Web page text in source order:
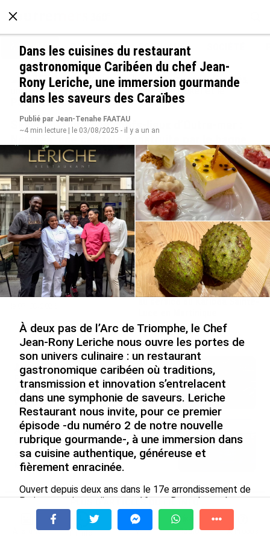
À LA UNE POLITIQUE ECONOMIE
SÉRIE. Histoire des chefs-lieux d’Outre-mer :
Nouméa, une capitale construite par le bagne,
le nickel et le Pacifique
le 08/08/2026
Rapport 2025 de l’Ifremer :
un engagement décisif dans
les Outre-mer
De Messi à Trump :
l’expérience internationale
du Martiniquais Benoît Etinof
le 07/08/2026
Avec VEENI, le Guadeloupéen Yanis
Foy entend participer au
développement tourist...
le 06/08/2026
Après 5 ans à la SARA aux Antilles,
Olivier Cotta prend la direction
générale de...
le 05/08/2026
À la une Tv Radio A Propos
Dans les cuisines du restaurant
gastronomique Caribéen du chef Jean-
Rony Leriche, une immersion gourmande
dans les saveurs des Caraïbes
Publié par Jean-Tenahe FAATAU
~4 min lecture | le 03/08/2025 - il y a un an
À deux pas de l’Arc de Triomphe, le Chef
Jean-Rony Leriche nous ouvre les portes de
son univers culinaire : un restaurant
gastronomique caribéen où traditions,
transmission et innovation s’entrelacent
dans une symphonie de saveurs. Leriche
Restaurant nous invite, pour ce premier
épisode -du numéro 2 de notre nouvelle
rubrique gourmande-, à une immersion dans
sa cuisine authentique, généreuse et
fièrement enracinée.
Ouvert depuis deux ans dans le 17e arrondissement de
Paris, ce qui se mijote au 16 rue Brey n’est plus un
secret. Des visiteurs du monde entier s’y pressent
pour découvrir ce qui fait la renommée du Chef